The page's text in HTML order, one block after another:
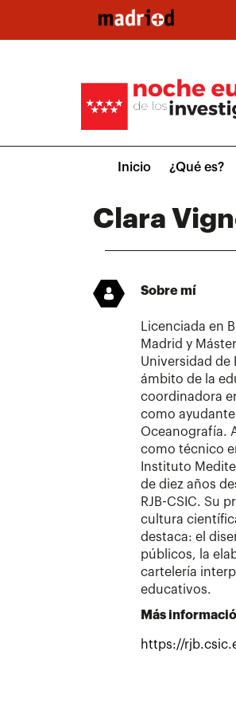
contenido
menuInicio ¿Qué es?
Clara
Sobre mí
Licenciada en
Madrid y
Universidad de
ámbito de la
coordinadora
como
Oceanografía.
como técnico
Instituto
de diez años
RJB-CSIC. Su
cultura
destaca: el
públicos, la
cartelería
educativos.
Más
https://